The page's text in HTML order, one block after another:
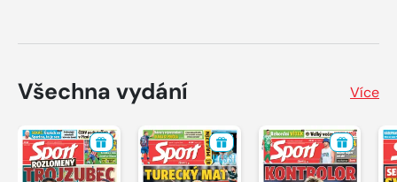
Všechna vydání Více